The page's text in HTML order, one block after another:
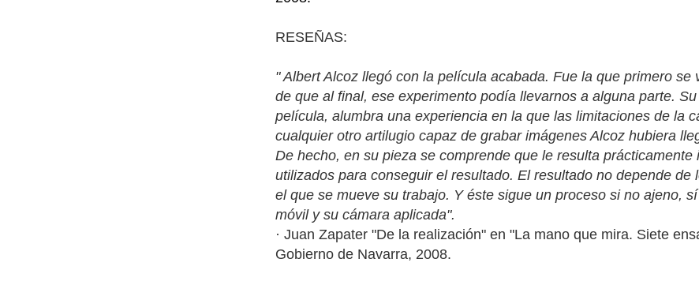
RESEÑAS:
" Albert Alcoz llegó con la película acabada. Fue la que primero
de que al final, ese experimento podía llevarnos a alguna parte.
película, alumbra una experiencia en la que las limitaciones de la
cualquier otro artilugio capaz de grabar imágenes Alcoz hubiera
De hecho, en su pieza se comprende que le resulta
utilizados para conseguir el resultado. El resultado no depende
el que se mueve su trabajo. Y éste sigue un proceso si no ajeno,
móvil y su cámara aplicada".
· Juan Zapater "De la realización" en "La mano que mira. Siete
Gobierno de Navarra, 2008.